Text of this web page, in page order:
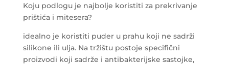
Koju podlogu je najbolje koristiti za prekrivanje
prištića i mitesera?
idealno je koristiti puder u prahu koji ne sadrži
silikone ili ulja. Na tržištu postoje specifični
proizvodi koji sadrže i antibakterijske sastojke,